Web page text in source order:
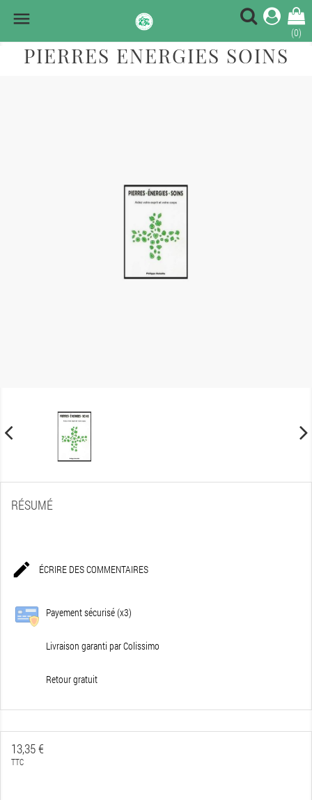

(0)
PIERRES ENERGIES SOINS
RÉSUMÉ
 ÉCRIRE DES COMMENTAIRES
Payement sécurisé (x3)
Livraison garanti par Colissimo
Retour gratuit
13,35 €
TTC